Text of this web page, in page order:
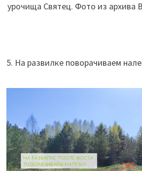
урочища Святец. Фото из
5. На развилке поворачиваем